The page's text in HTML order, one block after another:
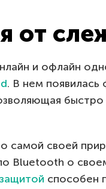
от
и офлайн
. В нем появилась
самой своей
Bluetooth о
способен